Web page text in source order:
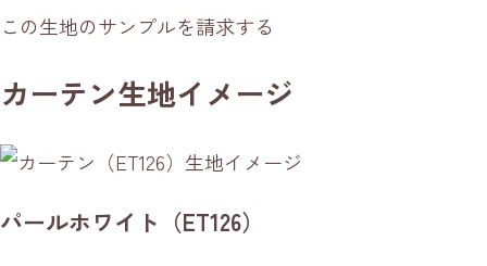
この生地のサンプルを請求する
カーテン生地イメージ
パールホワイト（ET126）